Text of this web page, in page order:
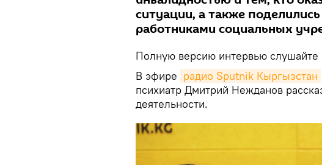
ситуации, а также
работниками социальных
Полную версию интервью слушайте
В эфире радио Sputnik Кыргызстан
психиатр Дмитрий Нежданов
деятельности.